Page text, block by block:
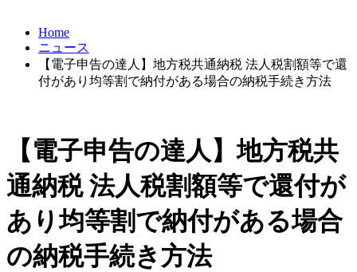
Home
ニュース
【電子申告の達人】地方税共通納税 法人税割額等で還
付があり均等割で納付がある場合の納税手続き方法
【電子申告の達人】地方税共
通納税 法人税割額等で還付が
あり均等割で納付がある場合
の納税手続き方法